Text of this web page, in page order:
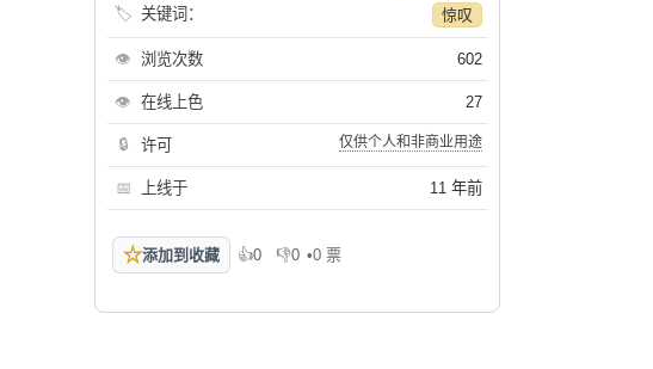
🏷 关键词： 惊叹
👁 浏览次数 602
👁 在线上色 27
🔒 许可 仅供个人和非商业用途
📅 上线于 11 年前
☆添加到收藏 👍0
喜欢 👎0
不喜欢
•0 票